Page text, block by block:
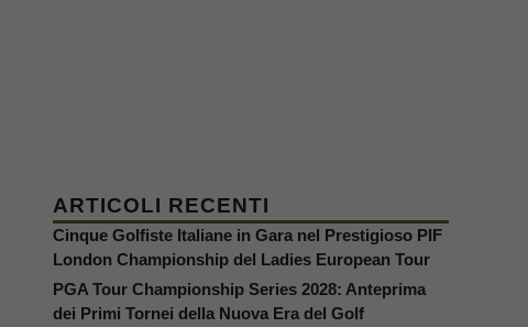
ARTICOLI RECENTI
Cinque Golfiste Italiane in Gara nel Prestigioso PIF
London Championship del Ladies European Tour
PGA Tour Championship Series 2028: Anteprima
dei Primi Tornei della Nuova Era del Golf